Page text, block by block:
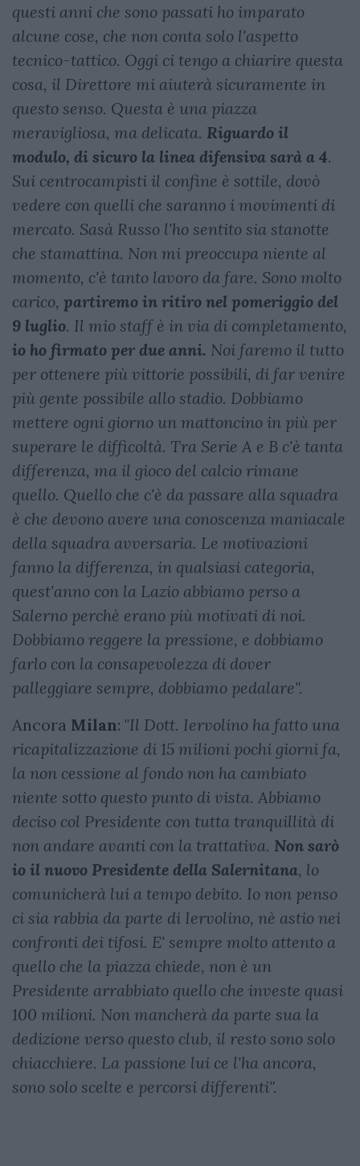
questi anni che sono passati ho imparato
alcune cose, che non conta solo l'aspetto
tecnico-tattico. Oggi ci tengo a chiarire questa
cosa, il Direttore mi aiuterà sicuramente in
questo senso. Questa è una piazza
meravigliosa, ma delicata. Riguardo il
modulo, di sicuro la linea difensiva sarà a 4.
Sui centrocampisti il confine è sottile, dovò
vedere con quelli che saranno i movimenti di
mercato. Sasà Russo l'ho sentito sia stanotte
che stamattina. Non mi preoccupa niente al
momento, c'è tanto lavoro da fare. Sono molto
carico, partiremo in ritiro nel pomeriggio del
9 luglio. Il mio staff è in via di completamento,
io ho firmato per due anni. Noi faremo il tutto
per ottenere più vittorie possibili, di far venire
più gente possibile allo stadio. Dobbiamo
mettere ogni giorno un mattoncino in più per
superare le difficoltà. Tra Serie A e B c'è tanta
differenza, ma il gioco del calcio rimane
quello. Quello che c'è da passare alla squadra
è che devono avere una conoscenza maniacale
della squadra avversaria. Le motivazioni
fanno la differenza, in qualsiasi categoria,
quest'anno con la Lazio abbiamo perso a
Salerno perchè erano più motivati di noi.
Dobbiamo reggere la pressione, e dobbiamo
farlo con la consapevolezza di dover
palleggiare sempre, dobbiamo pedalare".
Ancora Milan: "Il Dott. Iervolino ha fatto una
ricapitalizzazione di 15 milioni pochi giorni fa,
la non cessione al fondo non ha cambiato
niente sotto questo punto di vista. Abbiamo
deciso col Presidente con tutta tranquillità di
non andare avanti con la trattativa. Non sarò
io il nuovo Presidente della Salernitana, lo
comunicherà lui a tempo debito. Io non penso
ci sia rabbia da parte di Iervolino, nè astio nei
confronti dei tifosi. E' sempre molto attento a
quello che la piazza chiede, non è un
Presidente arrabbiato quello che investe quasi
100 milioni. Non mancherà da parte sua la
dedizione verso questo club, il resto sono solo
chiacchiere. La passione lui ce l'ha ancora,
sono solo scelte e percorsi differenti".